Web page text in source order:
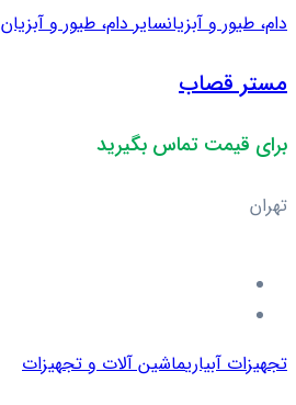
دام، طیور و آبزیانسایر دام، طیور و آبزیان
مستر قصاب
برای قیمت تماس بگیرید
تهران
تجهیزات آبیاریماشین آلات و تجهیزات